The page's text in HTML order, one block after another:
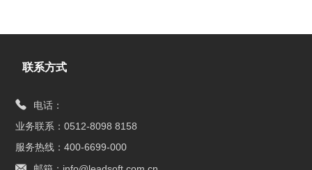
联系方式
电话：
业务联系：0512-8098 8158
服务热线：400-6699-000